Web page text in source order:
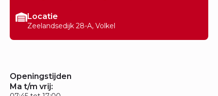
Locatie
Zeelandsedijk 28-A, Volkel
Openingstijden
Ma t/m vrij: